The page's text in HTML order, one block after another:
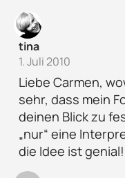
tina
1. Juli 2010
Liebe Carmen,
sehr, dass mein
deinen Blick zu
„nur“ eine
die Idee ist genial!